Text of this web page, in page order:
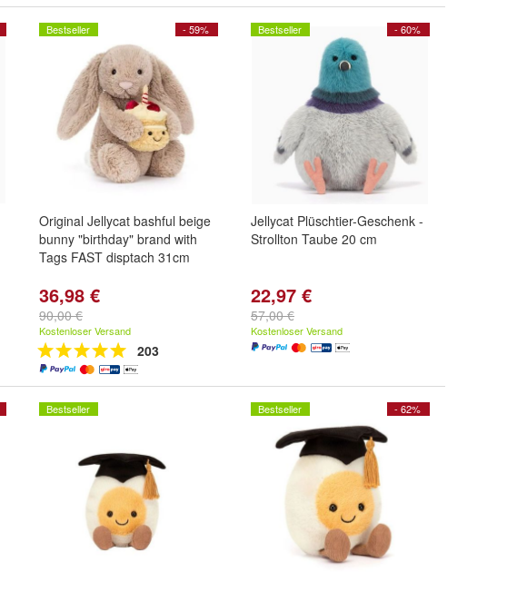
- 59%
Bestseller
Original Jellycat bashful beige
bunny "birthday" brand with
Tags FAST disptach 31cm
36,98 €
90,00 €
Kostenloser Versand
203
- 60%
Bestseller
Jellycat Plüschtier-Geschenk -
Strollton Taube 20 cm
22,97 €
57,00 €
Kostenloser Versand
Bestseller - 62%
Bestseller